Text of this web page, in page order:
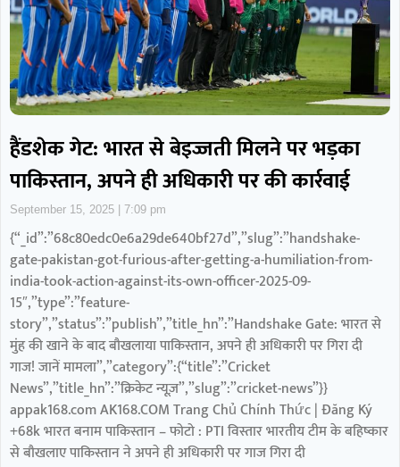
हैंडशेक गेट: भारत से बेइज्जती मिलने पर भड़का
पाकिस्तान, अपने ही अधिकारी पर की कार्रवाई
September 15, 2025 7:09 pm
{“_id”:”68c80edc0e6a29de640bf27d”,”slug”:”handshake-
gate-pakistan-got-furious-after-getting-a-humiliation-from-
india-took-action-against-its-own-officer-2025-09-
15″,”type”:”feature-
story”,”status”:”publish”,”title_hn”:”Handshake Gate: भारत से
मुंह की खाने के बाद बौखलाया पाकिस्तान, अपने ही अधिकारी पर गिरा दी
गाज! जानें मामला”,”category”:{“title”:”Cricket
News”,”title_hn”:”क्रिकेट न्यूज़”,”slug”:”cricket-news”}}
appak168.com AK168.COM Trang Chủ Chính Thức | Đăng Ký
+68k भारत बनाम पाकिस्तान – फोटो : PTI विस्तार भारतीय टीम के बहिष्कार
से बौखलाए पाकिस्तान ने अपने ही अधिकारी पर गाज गिरा दी